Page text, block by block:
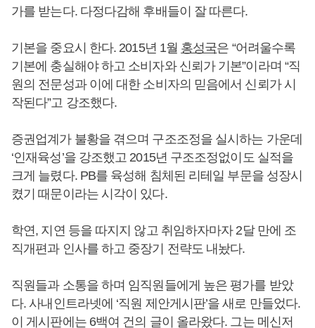
가를 받는다. 다정다감해 후배들이 잘 따른다.
기본을 중요시 한다. 2015년 1월 홍성국은 “어려울수록
기본에 충실해야 하고 소비자와 신뢰가 기본”이라며 “직
원의 전문성과 이에 대한 소비자의 믿음에서 신뢰가 시
작된다”고 강조했다.
증권업계가 불황을 겪으며 구조조정을 실시하는 가운데
‘인재육성’을 강조했고 2015년 구조조정없이도 실적을
크게 늘렸다. PB를 육성해 침체된 리테일 부문을 성장시
켰기 때문이라는 시각이 있다.
학연, 지연 등을 따지지 않고 취임하자마자 2달 만에 조
직개편과 인사를 하고 중장기 전략도 내놨다.
직원들과 소통을 하며 임직원들에게 높은 평가를 받았
다. 사내인트라넷에 ‘직원 제안게시판’을 새로 만들었다.
이 게시판에는 6백여 건의 글이 올라왔다. 그는 메신저